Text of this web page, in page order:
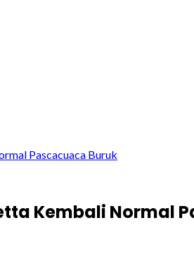
Pascacuaca Buruk
Kembali Normal